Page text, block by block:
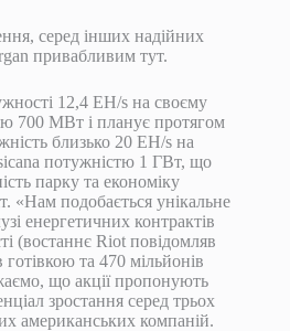
серед інших надійних
привабливим тут.
12,4 EH/s на своєму
700 МВт і планує протягом
близько 20 EH/s на
потужністю 1 ГВт, що
парку та економіку
«Нам подобається унікальне
енергетичних контрактів
(востаннє Riot повідомляв
та 470 мільйонів
що акції пропонують
зростання серед трьох
американських компаній.